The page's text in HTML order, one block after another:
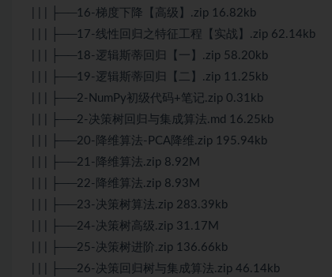
| | | ├──16-梯度下降【高级】.zip 16.82kb
| | | ├──17-线性回归之特征工程【实战】.zip 62.14kb
| | | ├──18-逻辑斯蒂回归【一】.zip 58.20kb
| | | ├──19-逻辑斯蒂回归【二】.zip 11.25kb
| | | ├──2-NumPy初级代码+笔记.zip 0.31kb
| | | ├──2-决策树回归与集成算法.md 16.25kb
| | | ├──20-降维算法-PCA降维.zip 195.94kb
| | | ├──21-降维算法.zip 8.92M
| | | ├──22-降维算法.zip 8.93M
| | | ├──23-决策树算法.zip 283.39kb
| | | ├──24-决策树高级.zip 31.17M
| | | ├──25-决策树进阶.zip 136.66kb
| | | ├──26-决策回归树与集成算法.zip 46.14kb